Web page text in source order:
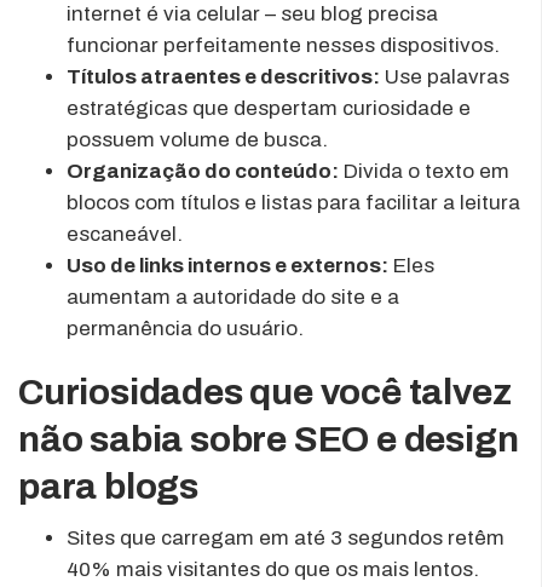
internet é via celular – seu blog precisa
funcionar perfeitamente nesses dispositivos.
Títulos atraentes e descritivos: Use palavras
estratégicas que despertam curiosidade e
possuem volume de busca.
Organização do conteúdo: Divida o texto em
blocos com títulos e listas para facilitar a leitura
escaneável.
Uso de links internos e externos: Eles
aumentam a autoridade do site e a
permanência do usuário.
Curiosidades que você talvez
não sabia sobre SEO e design
para blogs
Sites que carregam em até 3 segundos retêm
40% mais visitantes do que os mais lentos.